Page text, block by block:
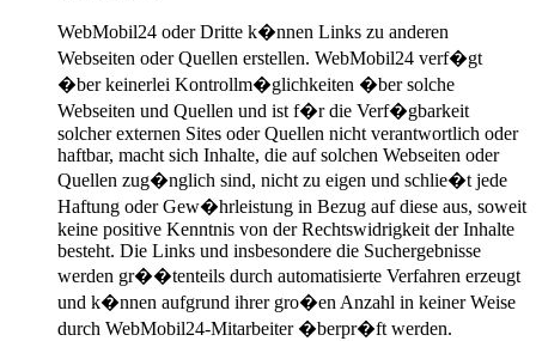
WebMobil24 oder Dritte k�nnen Links zu anderen
Webseiten oder Quellen erstellen. WebMobil24 verf�gt
�ber keinerlei Kontrollm�glichkeiten �ber solche
Webseiten und Quellen und ist f�r die Verf�gbarkeit
solcher externen Sites oder Quellen nicht verantwortlich oder
haftbar, macht sich Inhalte, die auf solchen Webseiten oder
Quellen zug�nglich sind, nicht zu eigen und schlie�t jede
Haftung oder Gew�hrleistung in Bezug auf diese aus, soweit
keine positive Kenntnis von der Rechtswidrigkeit der Inhalte
besteht. Die Links und insbesondere die Suchergebnisse
werden gr��tenteils durch automatisierte Verfahren erzeugt
und k�nnen aufgrund ihrer gro�en Anzahl in keiner Weise
durch WebMobil24-Mitarbeiter �berpr�ft werden.